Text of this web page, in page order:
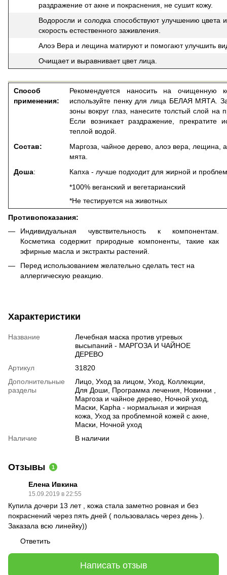
раздражение от акне и покраснения, не сушит кожу.
Водоросли и солодка способствуют улучшению цвета
скорость естественного заживления.
Алоэ Вера и лещина матируют и помогают улучшить
Очищает и выравнивает цвет лица.
Способ
применения:
Рекомендуется наносить на очищенную
используйте пенку для лица БЕЛАЯ МЯТА.
зоны вокруг глаз, нанесите толстый слой на
Если возникает раздражение, прекратите
теплой водой.
Состав:
Маргоза, чайное дерево, алоэ вера, лещина,
мята.
Доша:
Капха - лучше подходит для жирной и
*100% веганский и вегетарианский
*Не тестируется на животных
Противопоказания:
Индивидуальная чувствительность к компонентам.
Косметика содержит природные компоненты, такие как
эфирные масла и экстракты растений.
Перед использованием желательно сделать тест на
аллергическую реакцию.
Характеристики
Название
Лечебная маска против угревых
высыпаний - МАРГОЗА И ЧАЙНОЕ
ДЕРЕВО
Артикул
31820
Дополнительные
разделы
Лицо, Уход за лицом, Уход, Коллекции,
Для Доши, Программа лечения, Новинки ,
Маргоза и чайное дерево, Ночной уход,
Маски, Kapha - нормальная и жирная
кожа, Уход за проблемной кожей с акне,
Маски, Ночной уход
Наличие
В наличии
Отзывы 1
Елена Ивкина
15.09.2019 в 22:55
Купила дочери 13 лет , кожа стала заметно ровная и без
покраснений через пять дней ( пользовалась через день ).
Заказала всю линейку))
Ответить
Написать отзыв